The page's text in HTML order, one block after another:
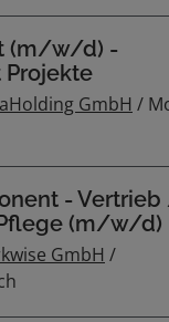
(m/w/d) -
GmbH /
-
(m/w/d)
GmbH /